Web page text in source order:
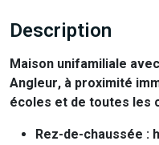
Description
Maison unifamiliale
Angleur, à proximité
écoles et de toutes les
Rez-de-chaussée :